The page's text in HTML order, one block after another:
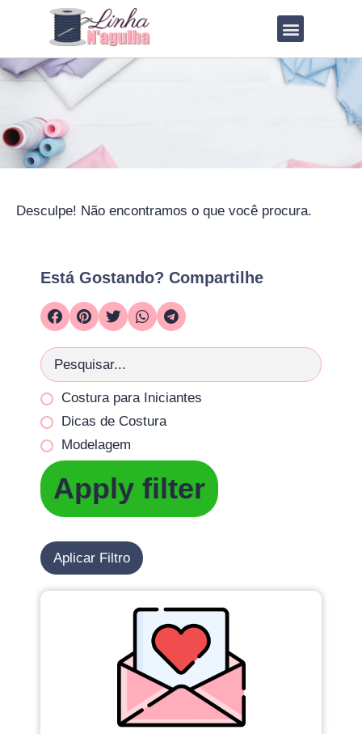
Desculpe! Não encontramos o que você procura.
Está Gostando? Compartilhe
Costura para Iniciantes
Dicas de Costura
Modelagem
Apply filter
Aplicar Filtro